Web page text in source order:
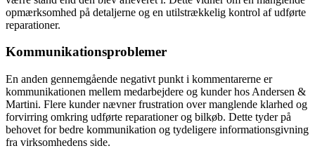
opmærksomhed på detaljerne og en utilstrækkelig kontrol af udførte
reparationer.
Kommunikationsproblemer
En anden gennemgående negativt punkt i kommentarerne er
kommunikationen mellem medarbejdere og kunder hos Andersen &
Martini. Flere kunder nævner frustration over manglende klarhed og
forvirring omkring udførte reparationer og bilkøb. Dette tyder på
behovet for bedre kommunikation og tydeligere informationsgivning
fra virksomhedens side.